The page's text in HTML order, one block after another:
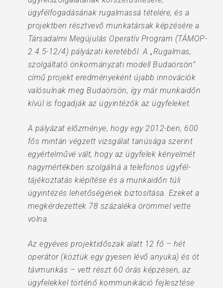
ügyfélfogadásának rugalmassá tételére, és a
projektben résztvevő munkatársak képzésére a
Társadalmi Megújulás Operatív Program (TÁMOP-
2.4.5-12/4) pályázati keretéből. A „Rugalmas,
szolgáltató önkormányzati modell Budaörsön”
című projekt eredményeként újabb innovációk
valósulnak meg Budaörsön, így már munkaidőn
kívül is fogadják az ügyintézők az ügyfeleket.
A pályázat előzménye, hogy egy 2012-ben, 600
fős mintán végzett vizsgálat tanúsága szerint
egyértelművé vált, hogy az ügyfelek kényelmét
nagymértékben szolgálná a telefonos ügyfél-
tájékoztatás kiépítése és a munkaidőn túli
ügyintézés lehetőségének biztosítása. Ezeket a
megkérdezettek 78 százaléka örömmel vette
volna.
Az egyéves projektidőszak alatt 12 fő – hét
operátor (köztük egy gyesen lévő anyuka) és öt
távmunkás – vett részt 60 órás képzésen, az
ügyfelekkel történő kommunikáció fejlesztése